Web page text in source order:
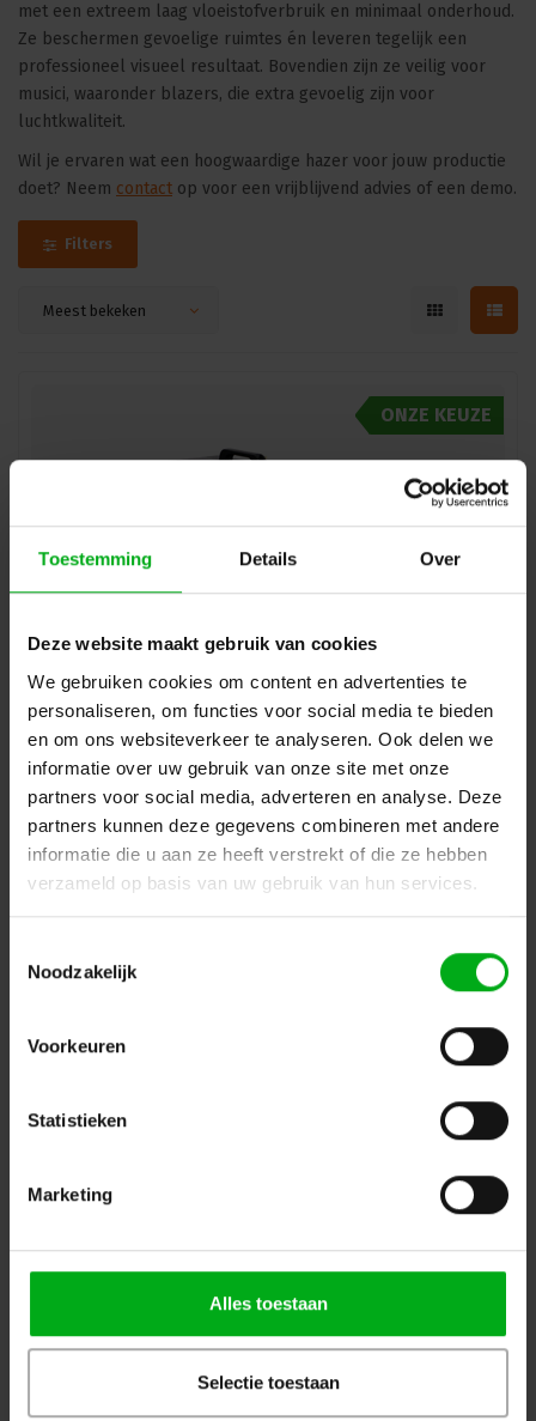
Toestemming Details Over
Deze website maakt gebruik van cookies
We gebruiken cookies om content en advertenties te
personaliseren, om functies voor social media te bieden
en om ons websiteverkeer te analyseren. Ook delen we
informatie over uw gebruik van onze site met onze
partners voor social media, adverteren en analyse. Deze
partners kunnen deze gegevens combineren met andere
informatie die u aan ze heeft verstrekt of die ze hebben
verzameld op basis van uw gebruik van hun services.
Noodzakelijk
Voorkeuren
Statistieken
Marketing
Alles toestaan
Selectie toestaan
met een extreem laag vloeistofverbruik en minimaal onderhoud.
Ze beschermen gevoelige ruimtes én leveren tegelijk een
professioneel visueel resultaat. Bovendien zijn ze veilig voor
musici, waaronder blazers, die extra gevoelig zijn voor
luchtkwaliteit.
Wil je ervaren wat een hoogwaardige hazer voor jouw productie
doet? Neem contact op voor een vrijblijvend advies of een demo.
Filters
Meest bekeken
ONZE KEUZE
Pea Soup | Phantom | CO2 Hazer | DMX Bediening
Pea Soup* |PS49DMX
Direct leverbaar
Login voor prijzen
Levertijd op aanvraag